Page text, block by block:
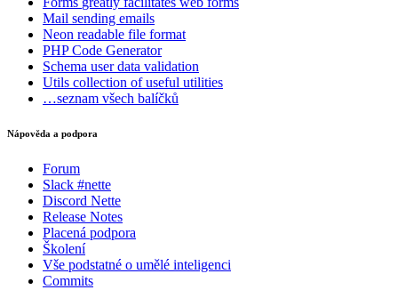
Mail sending emails
Neon readable file format
PHP Code Generator
Schema user data validation
Utils collection of useful utilities
…seznam všech balíčků
Nápověda a podpora
Forum
Slack #nette
Discord Nette
Release Notes
Placená podpora
Školení
Vše podstatné o umělé inteligenci
Commits